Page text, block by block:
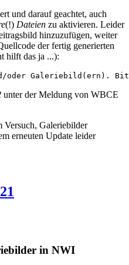
und darauf geachtet, auch
(!) Dateien zu aktivieren. Leider
hinzuzufügen, weiter
der fertig generierten
hilft das ja ...):
oder Galeriebild(ern).
unter der Meldung von WBCE
Versuch, Galeriebilder
erneuten Update leider
in NWI